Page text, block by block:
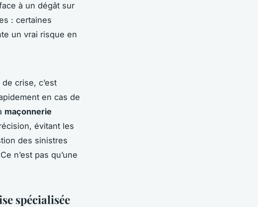
à un dégât sur
: certaines
un vrai risque en
crise, c’est
en cas de
maçonnerie
évitant les
des sinistres
n’est pas qu’une
spécialisée